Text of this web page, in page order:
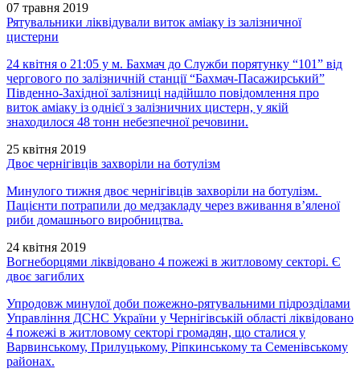
07 травня 2019
Рятувальники ліквідували виток аміаку із залізничної
цистерни
24 квітня о 21:05 у м. Бахмач до Служби порятунку “101” від
чергового по залізничній станції “Бахмач-Пасажирський”
Південно-Західної залізниці надійшло повідомлення про
виток аміаку із однієї з залізничних цистерн, у якій
знаходилося 48 тонн небезпечної речовини.
25 квітня 2019
Двоє чернігівців захворіли на ботулізм
Минулого тижня двоє чернігівців захворіли на ботулізм.
Пацієнти потрапили до медзакладу через вживання в’яленої
риби домашнього виробництва.
24 квітня 2019
Вогнеборцями ліквідовано 4 пожежі в житловому секторі. Є
двоє загиблих
Упродовж минулої доби пожежно-рятувальними підрозділами
Управління ДСНС України у Чернігівській області ліквідовано
4 пожежі в житловому секторі громадян, що сталися у
Варвинському, Прилуцькому, Ріпкинському та Семенівському
районах.